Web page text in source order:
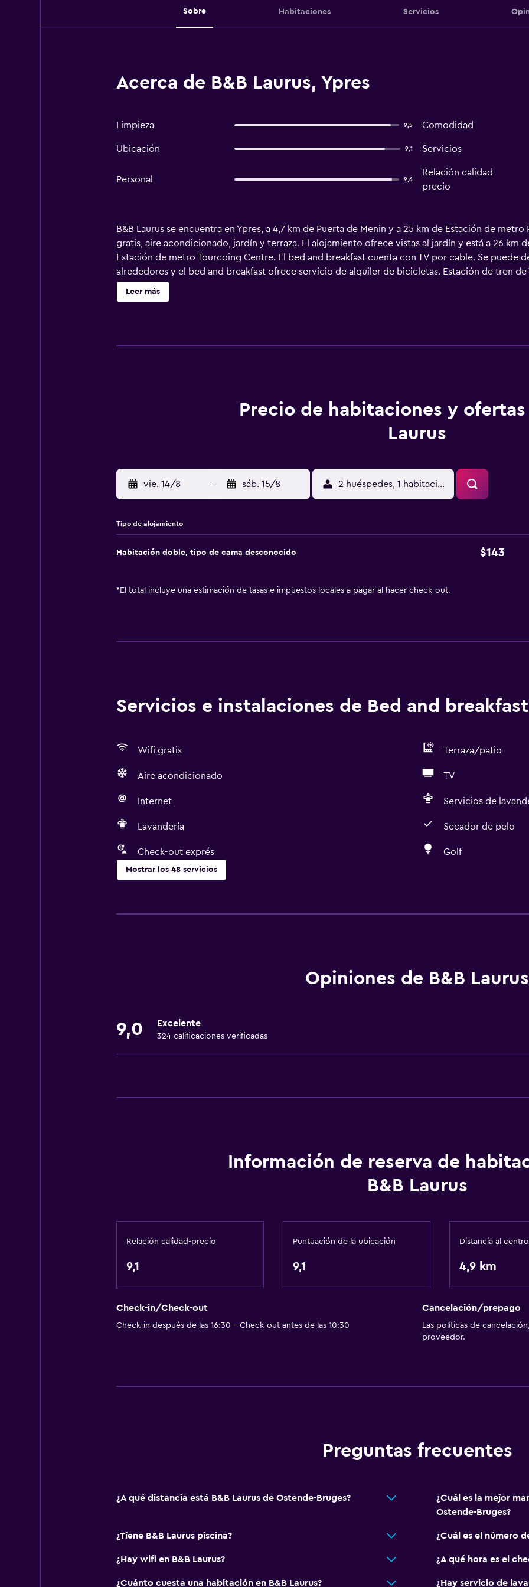
Sobre Habitaciones Servicios
Acerca de B&B Laurus, Ypres
Limpieza 9,5 Comodidad
Ubicación 9,1 Servicios
Personal 9,6
Relación calidad-
precio
B&B Laurus se encuentra en Ypres, a 4,7 km de Puerta de Menin y a 25 km de Estación de
gratis, aire acondicionado, jardín y terraza. El alojamiento ofrece vistas al jardín y está a 26 km
Estación de metro Tourcoing Centre. El bed and breakfast cuenta con TV por cable. Se puede
alrededores y el bed and breakfast ofrece servicio de alquiler de bicicletas. Estación de tren
Estación de metro Gare de Tourcoing está a 28 km.
Leer más
Precio de habitaciones y ofertas
Laurus
vie. 14/8 - sáb. 15/8 2 huéspedes, 1 habitación
Tipo de alojamiento
Habitación doble, tipo de cama desconocido $143
* El total incluye una estimación de tasas e impuestos locales a pagar al hacer check-out.
Servicios e instalaciones de Bed and breakfast
Wifi gratis Terraza/patio
Aire acondicionado TV
Internet Servicios de
Lavandería Secador de pelo
Check-out exprés Golf
Mostrar los 48 servicios
Wifi gratis
Artículos de aseo gratis
Para no fumadores
Estacionamiento
Golf
Ciclismo
Radio
TV por cable o vía satélite
Terraza/patio
Área de picnic
Perchero
Check-out exprés
General
Vista al jardín
Ideal para familias
Comidas para niños
Cuna/cama nido
Opiniones de B&B Laurus
9,0 Excelente
324 calificaciones verificadas
Información de reserva de
B&B Laurus
Relación calidad-precio
9,1
Puntuación de la ubicación
9,1
Distancia al centro
4,9 km
Check-in/Check-out
Check-in después de las 16:30 - Check-out antes de las 10:30
Cancelación/prepago
Las políticas de
proveedor.
Preguntas frecuentes
¿A qué distancia está B&B Laurus de Ostende-Bruges?
¿Cuál es la mejor
Ostende-Bruges?
¿Tiene B&B Laurus piscina? ¿Cuál es el número
¿Hay wifi en B&B Laurus? ¿A qué hora es el
¿Cuánto cuesta una habitación en B&B Laurus? ¿Hay servicio de